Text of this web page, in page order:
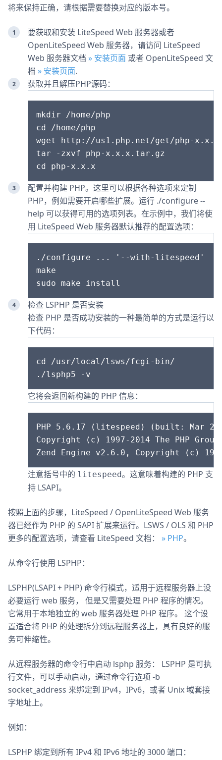
将来保持正确，请根据需要替换对应的版本号。
要获取和安装 LiteSpeed Web 服务器或者
OpenLiteSpeed Web 服务器，请访问 LiteSpeed
Web 服务器文档 » 安装页面 或者 OpenLiteSpeed 文
档 » 安装页面.
获取并且解压PHP源码：
mkdir /home/php
cd /home/php
wget http://us1.php.net/get/php-
tar -zxvf php-x.x.x.tar.gz
配置并构建 PHP。这里可以根据各种选项来定制
PHP，例如需要开启哪些扩展。运行 ./configure --
help 可以获得可用的选项列表。在示例中，我们将使
用 LiteSpeed Web 服务器默认推荐的配置选项：
./configure ... '--with-litespeed'
make
检查 LSPHP 是否安装
检查 PHP 是否成功安装的一种最简单的方式是运行以
下代码：
cd /usr/local/lsws/fcgi-bin/
它将会返回新构建的 PHP 信息：
PHP 5.6.17 (litespeed) (built: Mar 22
Copyright (c) 1997-2014 The PHP Group
注意括号中的 litespeed。这意味着构建的 PHP 支
持 LSAPI。
按照上面的步骤，LiteSpeed / OpenLiteSpeed Web 服务
器已经作为 PHP 的 SAPI 扩展来运行。LSWS / OLS 和 PHP
更多的配置选项，请查看 LiteSpeed 文档： » PHP。
从命令行使用 LSPHP：
LSPHP(LSAPI + PHP) 命令行模式，适用于远程服务器上没
必要运行 web 服务， 但是又需要处理 PHP 程序的情况。
它常用于本地独立的 web 服务器处理 PHP 程序。 这个设
置适合将 PHP 的处理拆分到远程服务器上，具有良好的服
务可伸缩性。
从远程服务器的命令行中启动 lsphp 服务： LSPHP 是可执
行文件，可以手动启动，通过命令行选项 -b
socket_address 来绑定到 IPv4，IPv6，或者 Unix 域套接
字地址上。
例如：
LSPHP 绑定到所有 IPv4 和 IPv6 地址的 3000 端口：